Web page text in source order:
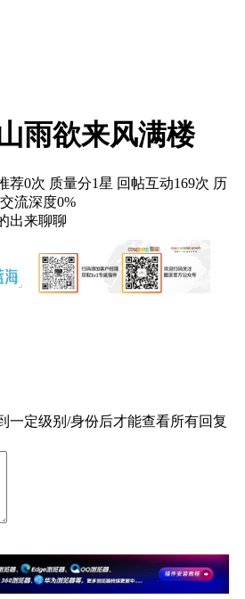
雨欲来风满楼
荐0次 质量分1星 回帖互动169次 历
流深度0%
出来聊聊
一定级别/身份后才能查看所有回复